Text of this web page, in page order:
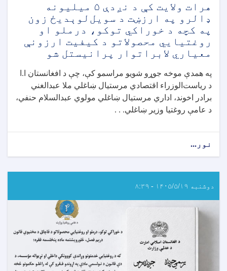
روغتيايي
مرکزونو
څخه
نظارتونه
ترسره
هرات ولايت کې د نږدې ۵ ميليونه
ډالرو په ارزښت د سویل‌لوېدیځ زون
په کچه د خوراکي توکو، درملو او
روغتيايي محصولاتو د کیفیت ارزونې
معیاري لابراتوار پرانیستل شو
په همدې موخه جوړو شويو مراسمو کې، چې د افغانستان ا.ا
د ریاست‌الوزراء اقتصادي مرستيال ښاغلي ملا عبدالغني
برادر اخوند، اداري مرستیال ښاغلي مولوي عبدالسلام حنفي،
د عامې روغتيا وزير ښاغلي. . .
نور...
کې
د
ډالرو
ارزښت
سویل‌لوېدیځ
دوشنبه ۱۴۰۵/۵/۱۹ - ۸:۳۹